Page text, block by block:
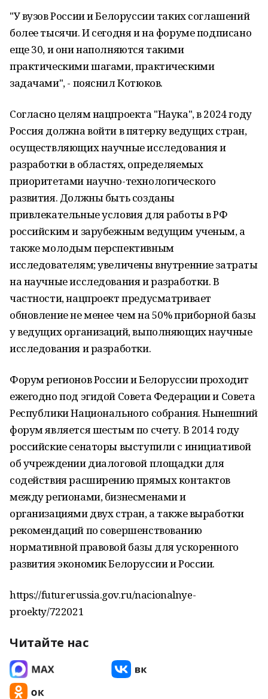
"У вузов России и Белоруссии таких соглашений
более тысячи. И сегодня и на форуме подписано
еще 30, и они наполняются такими
практическими шагами, практическими
задачами", - пояснил Котюков.
Согласно целям нацпроекта "Наука", в 2024 году
Россия должна войти в пятерку ведущих стран,
осуществляющих научные исследования и
разработки в областях, определяемых
приоритетами научно-технологического
развития. Должны быть созданы
привлекательные условия для работы в РФ
российским и зарубежным ведущим ученым, а
также молодым перспективным
исследователям; увеличены внутренние затраты
на научные исследования и разработки. В
частности, нацпроект предусматривает
обновление не менее чем на 50% приборной базы
у ведущих организаций, выполняющих научные
исследования и разработки.
Форум регионов России и Белоруссии проходит
ежегодно под эгидой Совета Федерации и Совета
Республики Национального собрания. Нынешний
форум является шестым по счету. В 2014 году
российские сенаторы выступили с инициативой
об учреждении диалоговой площадки для
содействия расширению прямых контактов
между регионами, бизнесменами и
организациями двух стран, а также выработки
рекомендаций по совершенствованию
нормативной правовой базы для ускоренного
развития экономик Белоруссии и России.
https://futurerussia.gov.ru/nacionalnye-
proekty/722021
Читайте нас